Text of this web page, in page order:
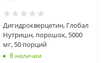
Дигидрокверцетин, Глобал
Нутришн, порошок, 5000
мг, 50 порций
В наличии